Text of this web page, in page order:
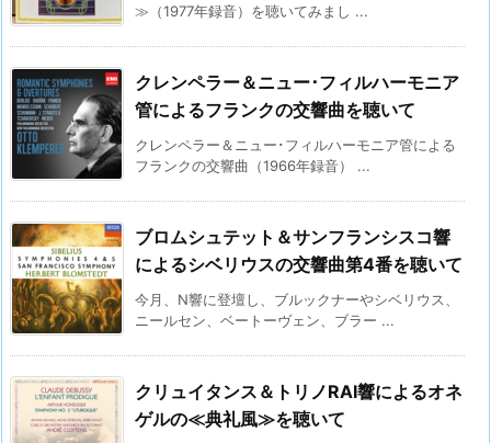
≫（1977年録音）を聴いてみまし ...
クレンペラー＆ニュー･フィルハーモニア
管によるフランクの交響曲を聴いて
クレンペラー＆ニュー･フィルハーモニア管による
フランクの交響曲（1966年録音） ...
ブロムシュテット＆サンフランシスコ響
によるシベリウスの交響曲第4番を聴いて
今月、N響に登壇し、ブルックナーやシベリウス、
ニールセン、ベートーヴェン、ブラー ...
クリュイタンス＆トリノRAI響によるオネ
ゲルの≪典礼風≫を聴いて